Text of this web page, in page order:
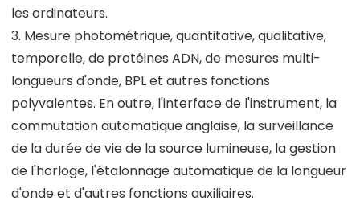
les ordinateurs.
3. Mesure photométrique, quantitative, qualitative,
temporelle, de protéines ADN, de mesures multi-
longueurs d'onde, BPL et autres fonctions
polyvalentes. En outre, l'interface de l'instrument, la
commutation automatique anglaise, la surveillance
de la durée de vie de la source lumineuse, la gestion
de l'horloge, l'étalonnage automatique de la longueur
d'onde et d'autres fonctions auxiliaires.